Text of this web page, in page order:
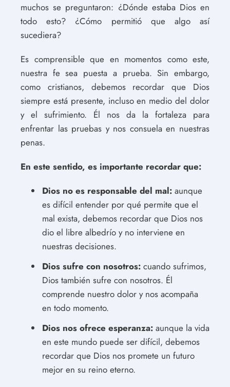
muchos se preguntaron: ¿Dónde estaba Dios en
todo esto? ¿Cómo permitió que algo así
sucediera?
Es comprensible que en momentos como este,
nuestra fe sea puesta a prueba. Sin embargo,
como cristianos, debemos recordar que Dios
siempre está presente, incluso en medio del dolor
y el sufrimiento. Él nos da la fortaleza para
enfrentar las pruebas y nos consuela en nuestras
penas.
En este sentido, es importante recordar que:
Dios no es responsable del mal: aunque
es difícil entender por qué permite que el
mal exista, debemos recordar que Dios nos
dio el libre albedrío y no interviene en
nuestras decisiones.
Dios sufre con nosotros: cuando sufrimos,
Dios también sufre con nosotros. Él
comprende nuestro dolor y nos acompaña
en todo momento.
Dios nos ofrece esperanza: aunque la vida
en este mundo puede ser difícil, debemos
recordar que Dios nos promete un futuro
mejor en su reino eterno.